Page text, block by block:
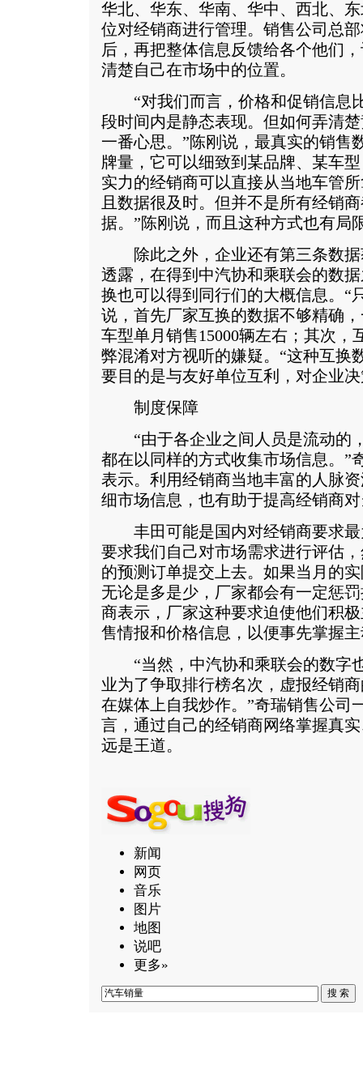
华北、华东、华南、华中、西北、
位对经销商进行管理。销售公司总
后，再把整体信息反馈给各个他们
清楚自己在市场中的位置。
“对我们而言，价格和促销信息
段时间内是静态表现。但如何弄清
一番心思。”陈刚说，最真实的销售
牌量，它可以细致到某品牌、某车
实力的经销商可以直接从当地车管
且数据很及时。但并不是所有经销
据。”陈刚说，而且这种方式也有局
除此之外，企业还有第三条数据
透露，在得到中汽协和乘联会的数
换也可以得到同行们的大概信息。“
说，首先厂家互换的数据不够精确
车型单月销售15000辆左右；其次，
弊混淆对方视听的嫌疑。“这种互换
要目的是与友好单位互利，对企业
制度保障
“由于各企业之间人员是流动的
都在以同样的方式收集市场信息。”
表示。利用经销商当地丰富的人脉
细市场信息，也有助于提高经销商
丰田可能是国内对经销商要求最
要求我们自己对市场需求进行评估
的预测订单提交上去。如果当月的
无论是多是少，厂家都会有一定惩
商表示，厂家这种要求迫使他们积
售情报和价格信息，以便事先掌握
“当然，中汽协和乘联会的数字
业为了争取排行榜名次，虚报经销
在媒体上自我炒作。”奇瑞销售公司
言，通过自己的经销商网络掌握真
远是王道。
新闻
网页
音乐
图片
地图
说吧
更多»